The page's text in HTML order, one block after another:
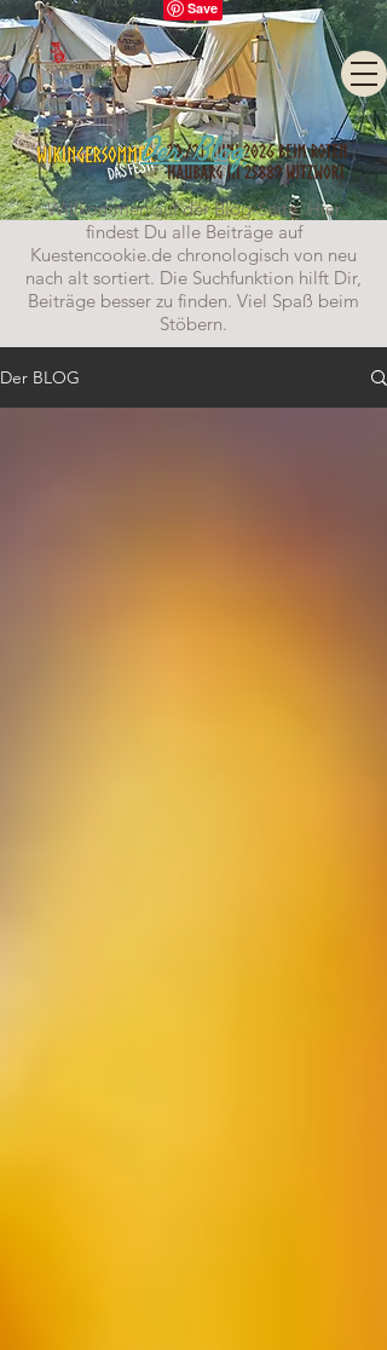
Der Blog
Willkommen auf der Blog-Seite. Hier
findest Du alle Beiträge auf
Kuestencookie.de chronologisch von neu
nach alt sortiert. Die Suchfunktion hilft Dir,
Beiträge besser zu finden. Viel Spaß beim
Stöbern.
Der BLOG